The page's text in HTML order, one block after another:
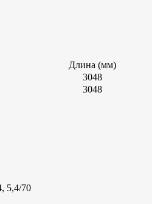
Длина (мм)
3048
3048
5,4/70